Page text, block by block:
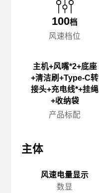
100档
风速档位
主机+风嘴*2+底座
+清洁刷+Type-C转
接头+充电线*+挂绳
+收纳袋
产品标配
主体
风速电量显示
数显